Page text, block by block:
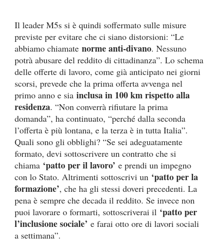
Il leader M5s si è quindi soffermato sulle misure
previste per evitare che ci siano distorsioni: “Le
abbiamo chiamate norme anti-divano. Nessuno
potrà abusare del reddito di cittadinanza”. Lo schema
delle offerte di lavoro, come già anticipato nei giorni
scorsi, prevede che la prima offerta avvenga nel
primo anno e sia inclusa in 100 km rispetto alla
residenza. “Non converrà rifiutare la prima
domanda”, ha continuato, “perché dalla seconda
l’offerta è più lontana, e la terza è in tutta Italia”.
Quali sono gli obblighi? “Se sei adeguatamente
formato, devi sottoscrivere un contratto che si
chiama ‘patto per il lavoro’ e prendi un impegno
con lo Stato. Altrimenti sottoscrivi un ‘patto per la
formazione’, che ha gli stessi doveri precedenti. La
pena è sempre che decada il reddito. Se invece non
puoi lavorare o formarti, sottoscriverai il ‘patto per
l’inclusione sociale’ e farai otto ore di lavori sociali
a settimana”.